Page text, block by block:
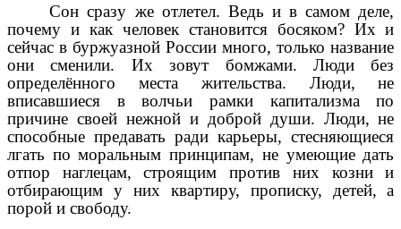
Сон сразу же отлетел. Ведь и в самом деле,
почему и как человек становится босяком? Их и
сейчас в буржуазной России много, только название
они сменили. Их зовут бомжами. Люди без
определённого места жительства. Люди, не
вписавшиеся в волчьи рамки капитализма по
причине своей нежной и доброй души. Люди, не
способные предавать ради карьеры, стесняющиеся
лгать по моральным принципам, не умеющие дать
отпор наглецам, строящим против них козни и
отбирающим у них квартиру, прописку, детей, а
порой и свободу.